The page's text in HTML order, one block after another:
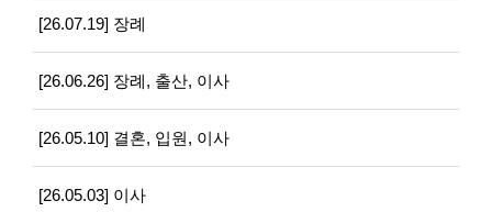
[26.07.19] 장례
[26.06.26] 장례, 출산, 이사
[26.05.10] 결혼, 입원, 이사
[26.05.03] 이사